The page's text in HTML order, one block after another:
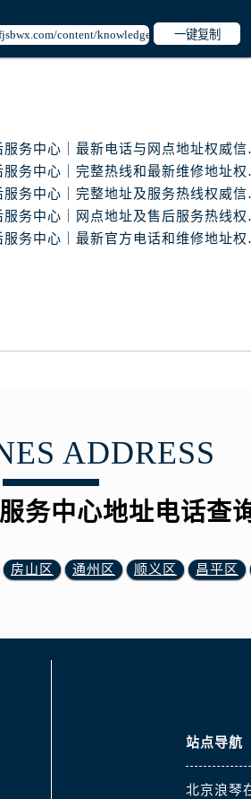
一键复制
北京浪琴官
北京浪琴官
北京浪琴官
北京浪琴官
北京浪琴官
ADDRESS
务中心地址电话查
房山区 通州区 顺义区 昌平区
站点导航
北京浪琴